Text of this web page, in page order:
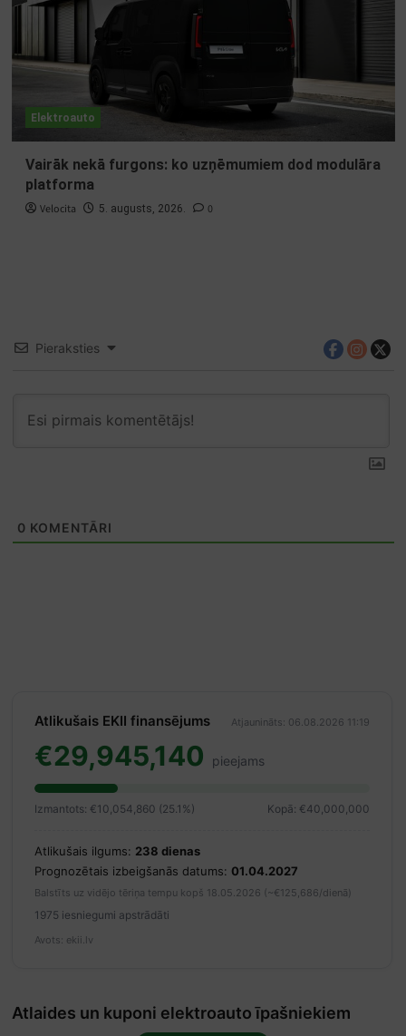
Elektroauto
Vairāk nekā furgons: ko uzņēmumiem dod modulāra
platforma
Velocita 5. augusts, 2026. 0
Pieraksties
0 KOMENTĀRI
Atlikušais EKII finansējums Atjaunināts: 06.08.2026 11:19
€29,945,140 pieejams
Izmantots: €10,054,860 (25.1%) Kopā: €40,000,000
Atlikušais ilgums: 238 dienas
Prognozētais izbeigšanās datums: 01.04.2027
Balstīts uz vidējo tēriņa tempu kopš 18.05.2026 (~€125,686/dienā)
1975 iesniegumi apstrādāti
Avots: ekii.lv
Atlaides un kuponi elektroauto īpašniekiem